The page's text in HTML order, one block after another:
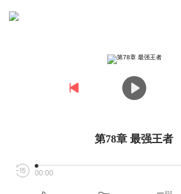
第78章 最强王者
00:00